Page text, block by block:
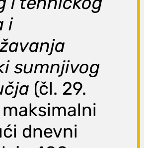
i
sumnjivog
(čl. 29.
maksimalni
dnevni